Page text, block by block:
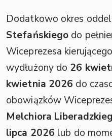
Dodatkowo okres
Stefańskiego do
Wiceprezesa
wydłużony do 26
kwietnia 2026 do
obowiązków
Melchiora
lipca 2026 lub do